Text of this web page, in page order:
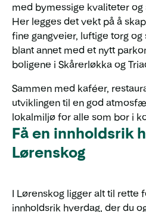
med bymessige kvaliteter og
Her legges det vekt på å
fine gangveier, luftige torg
blant annet med et nytt
boligene i Skårerløkka og
Sammen med kaféer,
utviklingen til en god
lokalmiljø for alle som bor i
Få en innholdsrik
Lørenskog
I Lørenskog ligger alt til rette
innholdsrik hverdag, der du